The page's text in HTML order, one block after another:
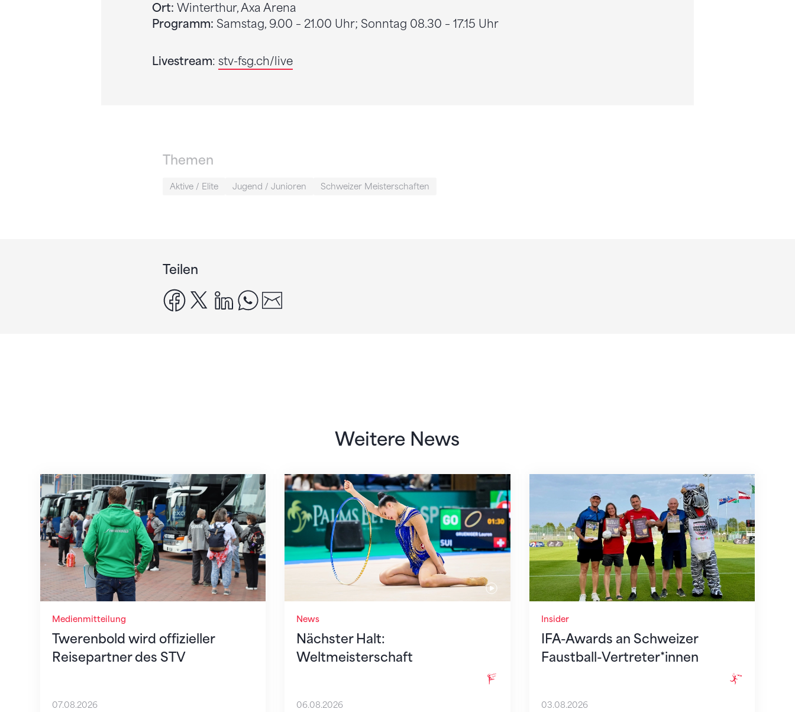
Ort:Winterthur, Axa Arena
Programm: Samstag, 9.00 – 21.00 Uhr; Sonntag 08.30 – 17.15 Uhr
Livestream:stv-fsg.ch/live
Themen
Aktive / Elite Jugend / Junioren Schweizer Meisterschaften
Teilen
facebook
x linkedinwhatsapp
Weitere News
Medienmitteilung
Twerenbold wird offizieller
Reisepartner des STV
Twerenbold wird offizieller Reisepartner des STV
07.08.2026
News
Nächster Halt:
Weltmeisterschaft
Nächster Halt: Weltmeisterschaft
06.08.2026
Insider
IFA-Awards an Schweizer
Faustball-Vertreter*innen
IFA-Awards an Schweizer Faustball-
03.08.2026